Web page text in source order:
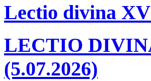
Lectio divina
LECTIO
(5.07.2026)